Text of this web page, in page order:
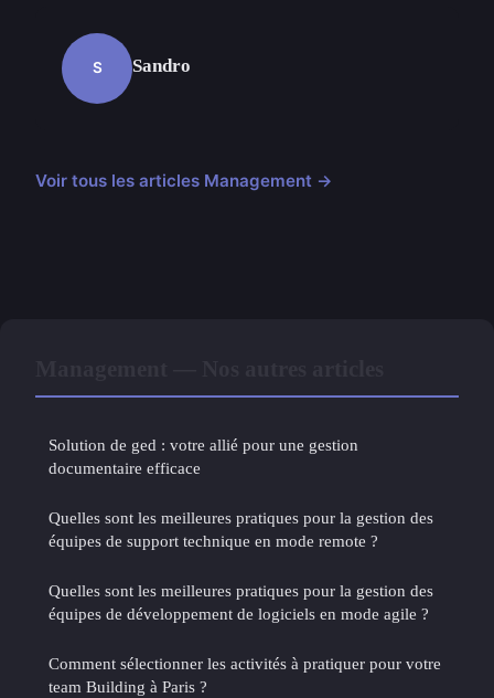
S Sandro
Voir tous les articles Management →
Solution de ged : votre allié pour une gestion
documentaire efficace
Quelles sont les meilleures pratiques pour la gestion des
équipes de support technique en mode remote ?
Quelles sont les meilleures pratiques pour la gestion des
équipes de développement de logiciels en mode agile ?
Comment sélectionner les activités à pratiquer pour votre
team Building à Paris ?